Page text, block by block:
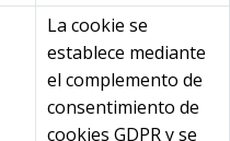
La cookie se
establece mediante
el complemento de
consentimiento de
cookies GDPR y se